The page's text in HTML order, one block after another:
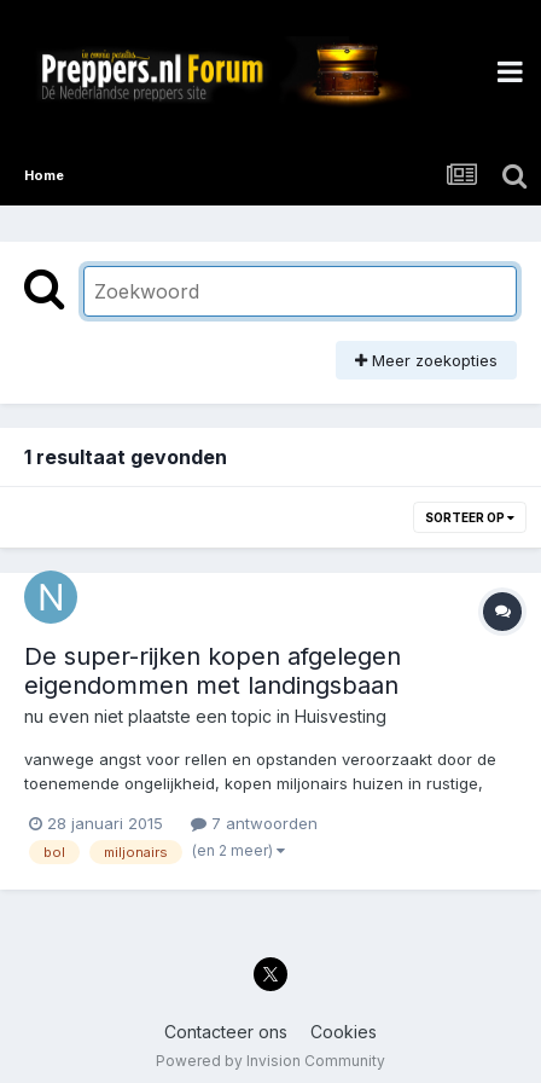
Home
Meer zoekopties
1 resultaat gevonden
SORTEER OP
De super-rijken kopen afgelegen
eigendommen met landingsbaan
nu even niet plaatste een topic in Huisvesting
vanwege angst voor rellen en opstanden veroorzaakt door de
toenemende ongelijkheid, kopen miljonairs huizen in rustige,
buying boltholes with private airstrips to escape if poor rise up
http://www.mirror.co.uk/news/world-news/panicked-s...
28 januari 2015 7 antwoorden
bol miljonairs (en 2 meer)
Contacteer ons Cookies
Powered by Invision Community